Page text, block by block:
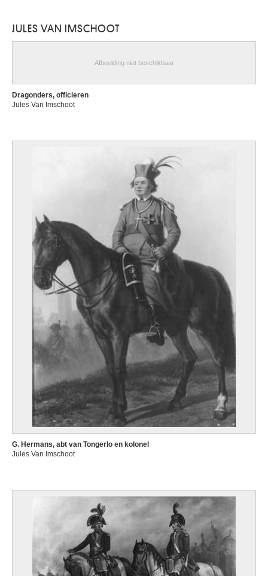
JULES VAN IMSCHOOT
Afbeelding niet beschikbaar
Dragonders, officieren
Jules Van Imschoot
G. Hermans, abt van Tongerlo en kolonel
Jules Van Imschoot